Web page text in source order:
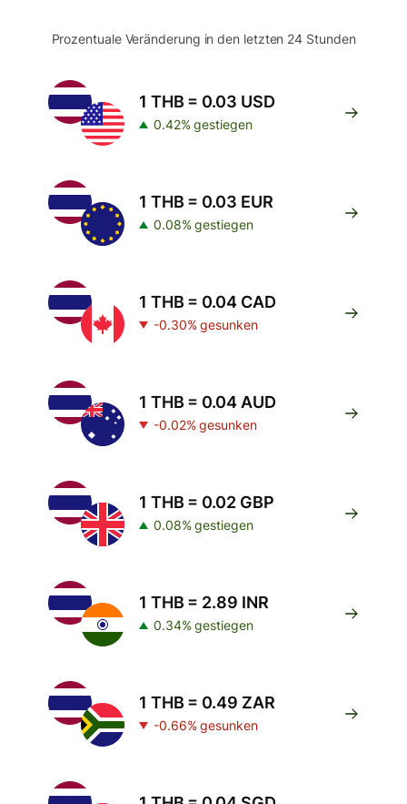
Prozentuale Veränderung in den letzten 24 Stunden
1 THB = 0.03 USD
0.42% gestiegen
1 THB = 0.03 EUR
0.08% gestiegen
1 THB = 0.04 CAD
-0.30% gesunken
1 THB = 0.04 AUD
-0.02% gesunken
1 THB = 0.02 GBP
0.08% gestiegen
1 THB = 2.89 INR
0.34% gestiegen
1 THB = 0.49 ZAR
-0.66% gesunken